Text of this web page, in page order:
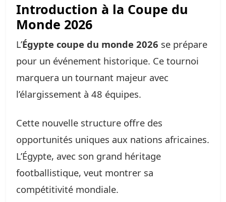
Introduction à la Coupe du
Monde 2026
L’Égypte coupe du monde 2026 se prépare
pour un événement historique. Ce tournoi
marquera un tournant majeur avec
l’élargissement à 48 équipes.
Cette nouvelle structure offre des
opportunités uniques aux nations africaines.
L’Égypte, avec son grand héritage
footballistique, veut montrer sa
compétitivité mondiale.